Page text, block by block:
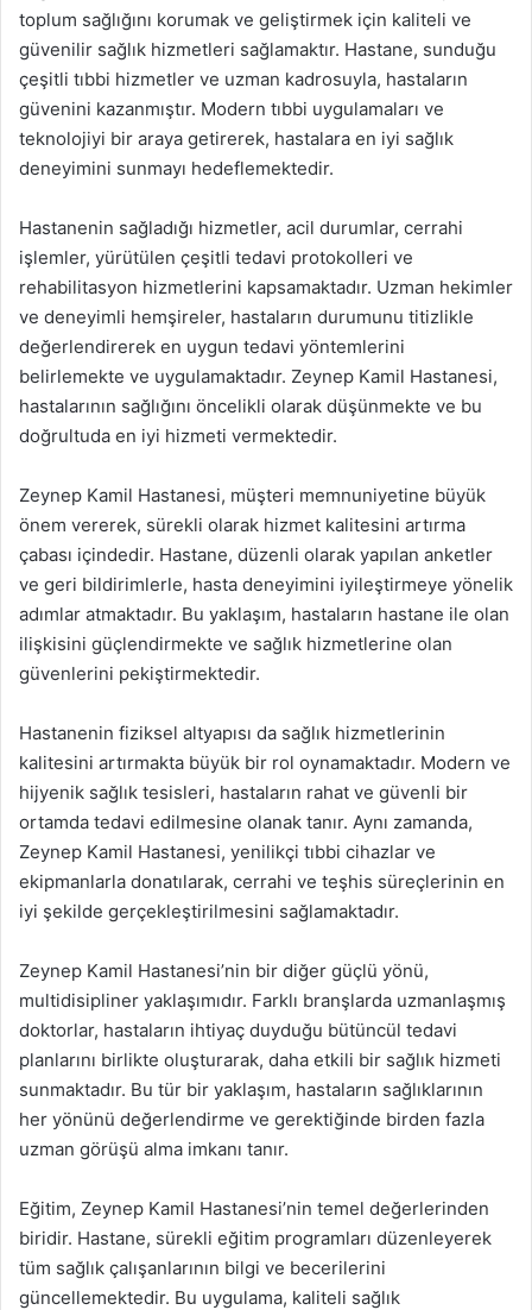
toplum sağlığını korumak ve geliştirmek için kaliteli ve
güvenilir sağlık hizmetleri sağlamaktır. Hastane, sunduğu
çeşitli tıbbi hizmetler ve uzman kadrosuyla, hastaların
güvenini kazanmıştır. Modern tıbbi uygulamaları ve
teknolojiyi bir araya getirerek, hastalara en iyi sağlık
deneyimini sunmayı hedeflemektedir.
Hastanenin sağladığı hizmetler, acil durumlar, cerrahi
işlemler, yürütülen çeşitli tedavi protokolleri ve
rehabilitasyon hizmetlerini kapsamaktadır. Uzman hekimler
ve deneyimli hemşireler, hastaların durumunu titizlikle
değerlendirerek en uygun tedavi yöntemlerini
belirlemekte ve uygulamaktadır. Zeynep Kamil Hastanesi,
hastalarının sağlığını öncelikli olarak düşünmekte ve bu
doğrultuda en iyi hizmeti vermektedir.
Zeynep Kamil Hastanesi, müşteri memnuniyetine büyük
önem vererek, sürekli olarak hizmet kalitesini artırma
çabası içindedir. Hastane, düzenli olarak yapılan anketler
ve geri bildirimlerle, hasta deneyimini iyileştirmeye yönelik
adımlar atmaktadır. Bu yaklaşım, hastaların hastane ile olan
ilişkisini güçlendirmekte ve sağlık hizmetlerine olan
güvenlerini pekiştirmektedir.
Hastanenin fiziksel altyapısı da sağlık hizmetlerinin
kalitesini artırmakta büyük bir rol oynamaktadır. Modern ve
hijyenik sağlık tesisleri, hastaların rahat ve güvenli bir
ortamda tedavi edilmesine olanak tanır. Aynı zamanda,
Zeynep Kamil Hastanesi, yenilikçi tıbbi cihazlar ve
ekipmanlarla donatılarak, cerrahi ve teşhis süreçlerinin en
iyi şekilde gerçekleştirilmesini sağlamaktadır.
Zeynep Kamil Hastanesi’nin bir diğer güçlü yönü,
multidisipliner yaklaşımıdır. Farklı branşlarda uzmanlaşmış
doktorlar, hastaların ihtiyaç duyduğu bütüncül tedavi
planlarını birlikte oluşturarak, daha etkili bir sağlık hizmeti
sunmaktadır. Bu tür bir yaklaşım, hastaların sağlıklarının
her yönünü değerlendirme ve gerektiğinde birden fazla
uzman görüşü alma imkanı tanır.
Eğitim, Zeynep Kamil Hastanesi’nin temel değerlerinden
biridir. Hastane, sürekli eğitim programları düzenleyerek
tüm sağlık çalışanlarının bilgi ve becerilerini
güncellemektedir. Bu uygulama, kaliteli sağlık